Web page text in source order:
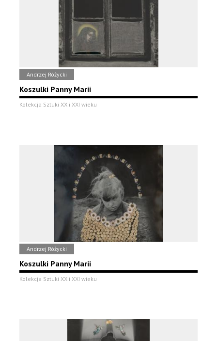
Andrzej Różycki
Koszulki Panny Marii
Kolekcja Sztuki XX i XXI wieku
Andrzej Różycki
Koszulki Panny Marii
Kolekcja Sztuki XX i XXI wieku